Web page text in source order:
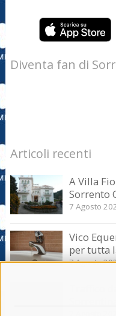
Diventa fan di
Articoli recenti
A Villa
Sorrento
7 Agosto
Vico
per tutta
7 Agosto
Traffico